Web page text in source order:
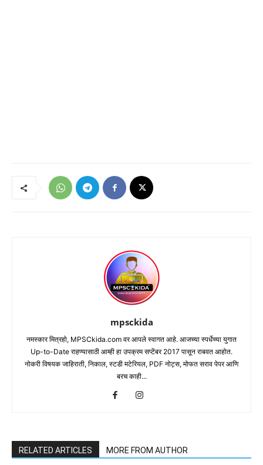
mpsckida
नमस्कार मित्रहो, MPSCkida.com वर आपले स्वागत आहे. आजच्या स्पर्धेच्या युगात
Up-to-Date राहण्यासाठी आम्ही हा उपक्रम सप्टेंबर 2017 पासून राबवत आहोत.
नोकरी विषयक जाहिराती, निकाल, स्टडी मटेरियल, PDF नोट्स, मोफत सराव पेपर आणि
बरच काही...
RELATED ARTICLES MORE FROM AUTHOR